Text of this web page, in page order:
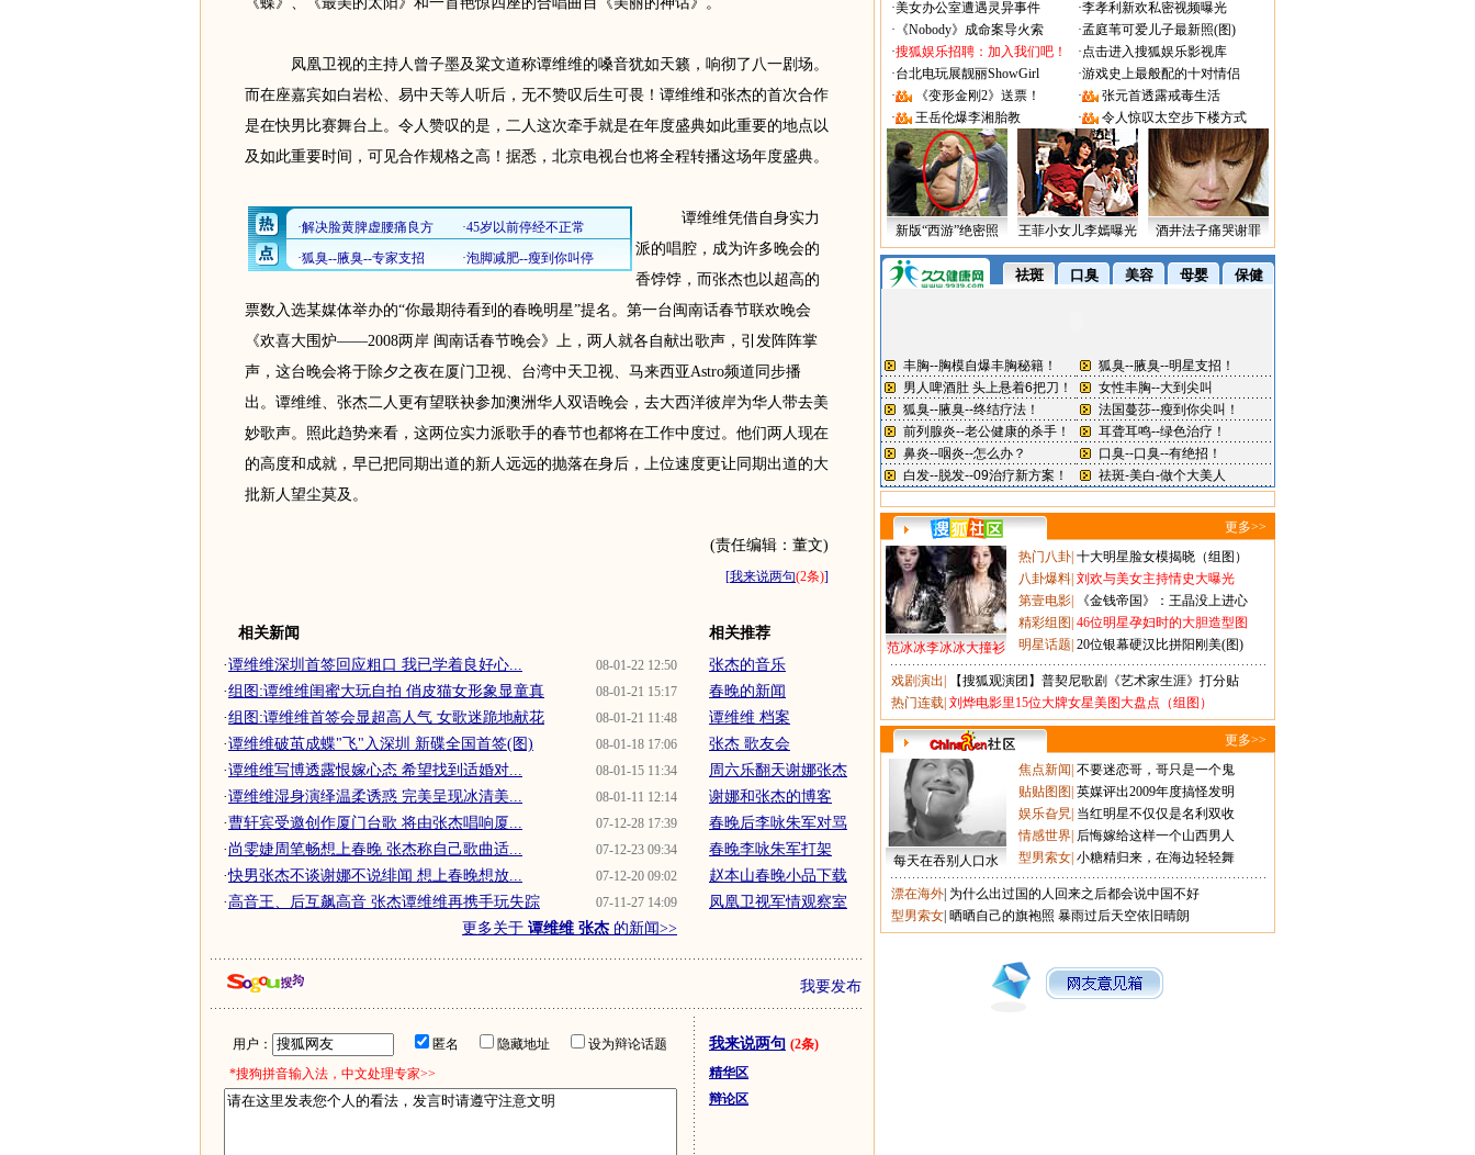
凤凰卫视的主持人曾子墨及粱文道称谭维维的嗓音犹如天籁，响彻了八一剧场。
而在座嘉宾如白岩松、易中天等人听后，无不赞叹后生可畏！谭维维和张杰的首次合作
是在快男比赛舞台上。令人赞叹的是，二人这次牵手就是在年度盛典如此重要的地点以
及如此重要时间，可见合作规格之高！据悉，北京电视台也将全程转播这场年度盛典。
谭维维凭借自身实力
派的唱腔，成为许多晚会的
香饽饽，而张杰也以超高的
票数入选某媒体举办的“你最期待看到的春晚明星”提名。第一台闽南话春节联欢晚会
《欢喜大围炉——2008两岸 闽南话春节晚会》上，两人就各自献出歌声，引发阵阵掌
声，这台晚会将于除夕之夜在厦门卫视、台湾中天卫视、马来西亚Astro频道同步播
出。谭维维、张杰二人更有望联袂参加澳洲华人双语晚会，去大西洋彼岸为华人带去美
妙歌声。照此趋势来看，这两位实力派歌手的春节也都将在工作中度过。他们两人现在
的高度和成就，早已把同期出道的新人远远的抛落在身后，上位速度更让同期出道的大
批新人望尘莫及。
(责任编辑：董文)
[我来说两句(2条)]
相关新闻
08-01-22 12:50
·谭维维深圳首签回应粗口 我已学着良好心...
08-01-21 15:17
·组图:谭维维闺蜜大玩自拍 俏皮猫女形象显童真
08-01-21 11:48
·组图:谭维维首签会显超高人气 女歌迷跪地献花
08-01-18 17:06
·谭维维破茧成蝶"飞"入深圳 新碟全国首签(图)
08-01-15 11:34
·谭维维写博透露恨嫁心态 希望找到适婚对...
08-01-11 12:14
·谭维维湿身演绎温柔诱惑 完美呈现冰清美...
07-12-28 17:39
·曹轩宾受邀创作厦门台歌 将由张杰唱响厦...
07-12-23 09:34
· 尚雯婕周笔畅想上春晚 张杰称自己歌曲适...
07-12-20 09:02
·快男张杰不谈谢娜不说绯闻 想上春晚想放...
07-11-27 14:09
·高音王、后互飙高音 张杰谭维维再携手玩失踪
更多关于 谭维维 张杰 的新闻>>
相关推荐
张杰的音乐
春晚的新闻
谭维维 档案
张杰 歌友会
周六乐翻天谢娜张杰
谢娜和张杰的博客
春晚后李咏朱军对骂
春晚李咏朱军打架
赵本山春晚小品下载
凤凰卫视军情观察室
我要发布
用户： 匿名 隐藏地址
设为辩论话题
*搜狗拼音输入法，中文处理专家>>
我来说两句 (2条)
精华区
辩论区
·美女办公室遭遇灵异事件 ·李孝利新欢私密视频曝光
· 《Nobody》成命案导火索 ·孟庭苇可爱儿子最新照(图)
·搜狐娱乐招聘：加入我们吧！ ·点击进入搜狐娱乐影视库
·台北电玩展靓丽ShowGirl ·游戏史上最般配的十对情侣
·
《变形金刚2》送票！ ·
张元首透露戒毒生活
·
王岳伦爆李湘胎教 · 令人惊叹太空步下楼方式
新版“西游”绝密照 王菲小女儿李嫣曝光 酒井法子痛哭谢罪
更多>>
范冰冰李冰冰大撞衫
热门八卦 十大明星脸女模揭晓（组图）
八卦爆料 刘欢与美女主持情史大曝光
第壹电影
《金钱帝国》：王晶没上进心
精彩组图 46位明星孕妇时的大胆造型图
明星话题 20位银幕硬汉比拼阳刚美(图)
戏剧演出
【搜狐观演团】普契尼歌剧《艺术家生涯》打分贴
热门连载 刘烨电影里15位大牌女星美图大盘点（组图）
更多>>
每天在吞别人口水
焦点新闻 不要迷恋哥，哥只是一个鬼
贴贴图图 英媒评出2009年度搞怪发明
娱乐旮旯 当红明星不仅仅是名利双收
情感世界 后悔嫁给这样一个山西男人
型男索女 小糖精归来，在海边轻轻舞
漂在海外 为什么出过国的人回来之后都会说中国不好
型男索女 晒晒自己的旗袍照 暴雨过后天空依旧晴朗